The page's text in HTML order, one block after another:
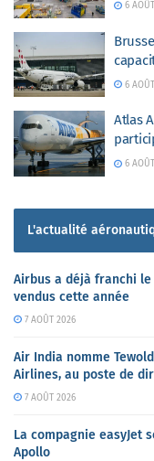
6
6
Atlas
6
L'actualité
Airbus a déjà franchi
vendus cette année
7 AOÛT 2026
Air India nomme
Airlines, au poste de
7 AOÛT 2026
La compagnie easyJet
Apollo